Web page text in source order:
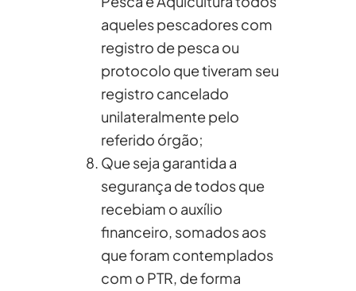
aqueles pescadores com
registro de pesca ou
protocolo que tiveram seu
registro cancelado
unilateralmente pelo
referido órgão;
Que seja garantida a
segurança de todos que
recebiam o auxílio
financeiro, somados aos
que foram contemplados
com o PTR, de forma